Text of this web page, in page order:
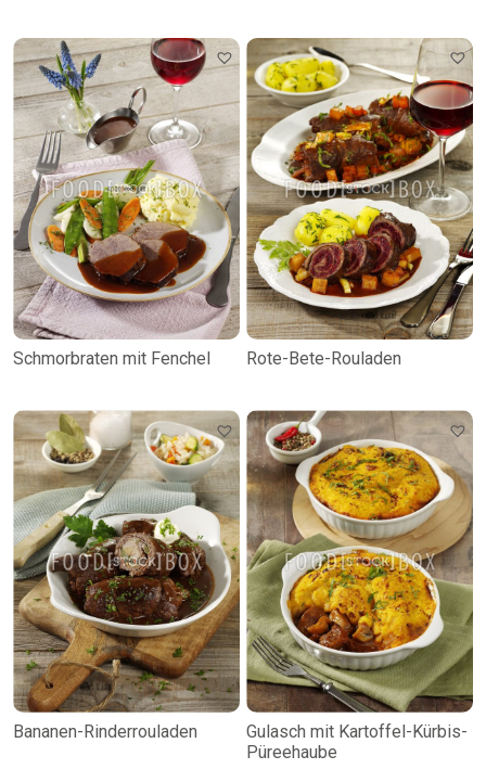
Schmorbraten mit Fenchel Rote-Bete-Rouladen
Bananen-Rinderrouladen
Gulasch mit Kartoffel-Kürbis-
Püreehaube